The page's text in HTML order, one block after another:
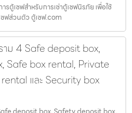
ตู้เซฟสำหรับการเช่าตู้เซฟนิรภัย เพื่อใช้
ฟส่วนตัว ตู้เซฟ.com
าม 4 Safe deposit box,
Safe box rental, Private
และ Security box